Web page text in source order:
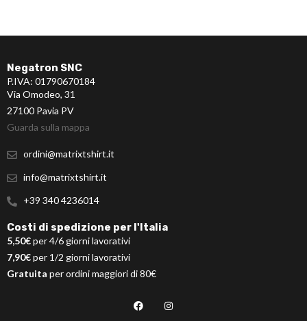
Negatron SNC
P.IVA: 01790670184
Via Omodeo, 31
27100 Pavia PV
Guarda sulla mappa
ordini@matrixtshirt.it
info@matrixtshirt.it
+39 340 4236014
Costi di spedizione per l'Italia
5,50€per 4/6 giorni lavorativi
7,90€per 1/2 giorni lavorativi
Gratuita per ordini maggiori di 80€